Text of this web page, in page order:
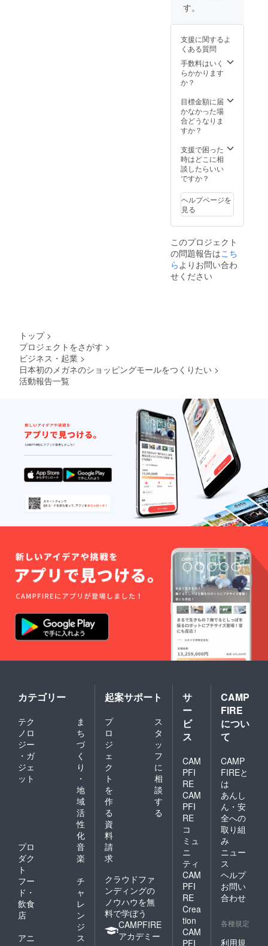
す。
支援に関するよ
くある質問
手数料はいく
らかかります
か？
目標金額に届
かなかった場
合どうなりま
すか？
支援で困った
時はどこに相
談したらいい
ですか？
ヘルプページを
見る
このプロジェクト
の問題報告はこち
らよりお問い合わ
せください
トップ >
プロジェクトをさがす >
ビジネス・起業 >
日本初のメガネのショッピングモールをつくりたい >
活動報告一覧
カテゴリー
テク
ノロ
ジー
・ガ
ジェ
ット
ま
ち
づ
く
り
・
地
域
活
性
化
プロ
ダク
ト
音
楽
フー
ド・
飲食
店
チ
ャ
レ
ン
ジ
アニ
ス
起案サポート
プ
ロ
ジ
ェ
ク
ト
を
作
る
ス
タ
ッ
フ
に
相
談
す
る
資
料
請
求
クラウドファ
ンディングの
ノウハウを無
料で学ぼう
CAMPFIRE
アカデミー
サ
ー
ビ
ス
CAM
PFI
RE
CAM
PFI
RE
コ
ミュ
ニ
ティ
CAM
PFI
RE
Crea
tion
CAM
PFI
CAMP
FIRE
につい
て
CAMP
FIREと
は
あんし
ん・安
全への
取り組
み
ニュー
ス
ヘルプ
お問い
合わせ
各種規定
利用規